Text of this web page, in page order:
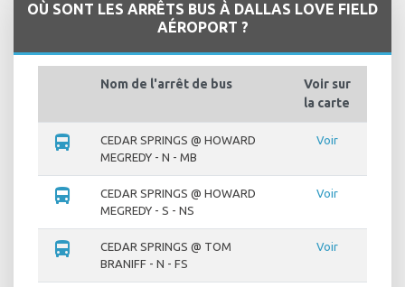
OÙ SONT LES ARRÊTS BUS À DALLAS LOVE FIELD
AÉROPORT ?
Nom de l'arrêt de bus
Voir sur
la carte
directions_bus
CEDAR SPRINGS @ HOWARD
MEGREDY - N - MB
Voir
directions_bus
CEDAR SPRINGS @ HOWARD
MEGREDY - S - NS
Voir
directions_bus
CEDAR SPRINGS @ TOM
BRANIFF - N - FS
Voir